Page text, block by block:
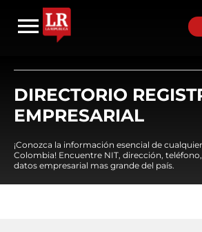
DIRECTORIO
EMPRESARIAL
¡Conozca la información esencial de
Colombia! Encuentre NIT, dirección,
datos empresarial mas grande del país.